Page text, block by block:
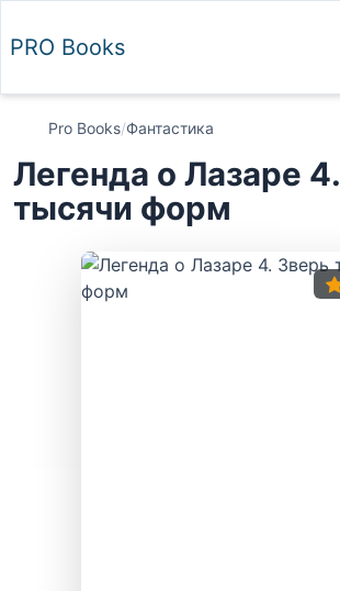
PRO Books
Pro Books/Фантастика
Легенда о Лазаре
тысячи форм